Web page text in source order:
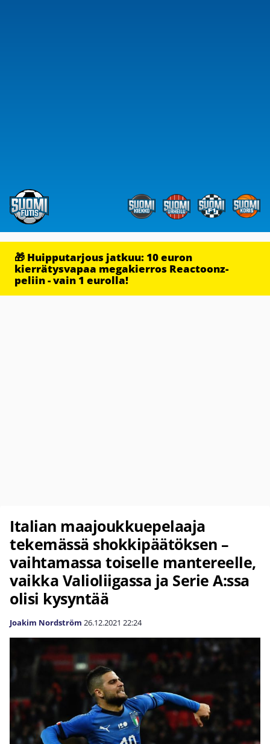
🎁 Huipputarjous jatkuu: 10 euron
kierrätysvapaa megakierros Reactoonz-
peliin - vain 1 eurolla!
Italian maajoukkuepelaaja
tekemässä shokkipäätöksen –
vaihtamassa toiselle mantereelle,
vaikka Valioliigassa ja Serie A:ssa
olisi kysyntää
Joakim Nordström 26.12.2021 22:24